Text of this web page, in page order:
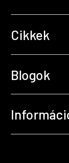
Cikkek
Blogok